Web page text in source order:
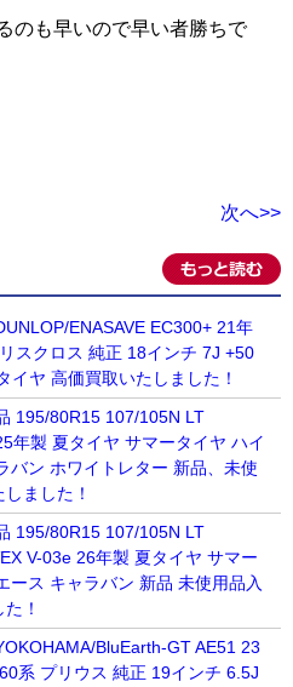
のも早いので早い者勝ちで
次へ>>
ENASAVE EC300+ 21年
スクロス 純正 18インチ 7J +50
イヤ 高価買取いたしました！
195/80R15 107/105N LT
年製 夏タイヤ サマータイヤ ハイ
バン ホワイトレター 新品、未使
ました！
195/80R15 107/105N LT
V-03e 26年製 夏タイヤ サマー
ース キャラバン 新品 未使用品入
！
BluEarth-GT AE51 23
系 プリウス 純正 19インチ 6.5J